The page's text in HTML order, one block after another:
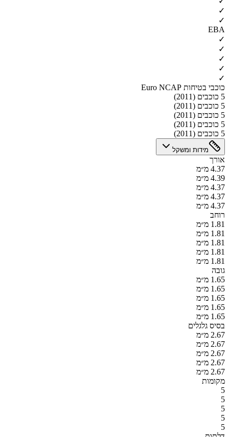
✓
✓
EBA
✓
✓
✓
✓
✓
כוכבי בטיחות Euro NCAP
5 כוכבים (2011)
5 כוכבים (2011)
5 כוכבים (2011)
5 כוכבים (2011)
5 כוכבים (2011)
מידות ומשקל
אורך
4.37 מ״מ
4.39 מ״מ
4.37 מ״מ
4.37 מ״מ
4.37 מ״מ
רוחב
1.81 מ״מ
1.81 מ״מ
1.81 מ״מ
1.81 מ״מ
1.81 מ״מ
גובה
1.65 מ״מ
1.65 מ״מ
1.65 מ״מ
1.65 מ״מ
1.65 מ״מ
בסיס גלגלים
2.67 מ״מ
2.67 מ״מ
2.67 מ״מ
2.67 מ״מ
2.67 מ״מ
מקומות
5
5
5
5
5